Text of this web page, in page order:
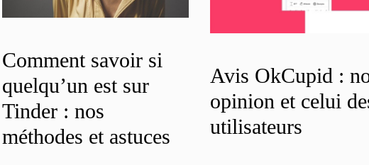
Comment savoir si
quelqu’un est sur
Tinder : nos
méthodes et astuces
Avis OkCupid :
opinion et celui
utilisateurs